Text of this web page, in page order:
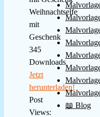
Weihnachtselfe
mit
Geschenk
345
Downloads
Jetzt
herunterladen!
Post
Views:
📖 Blog